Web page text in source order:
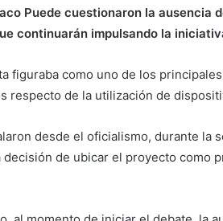
Puede cuestionaron la ausencia
continuarán impulsando la
figuraba como uno de los
respecto de la utilización de
desde el oficialismo, durante la
decisión de ubicar el proyecto como